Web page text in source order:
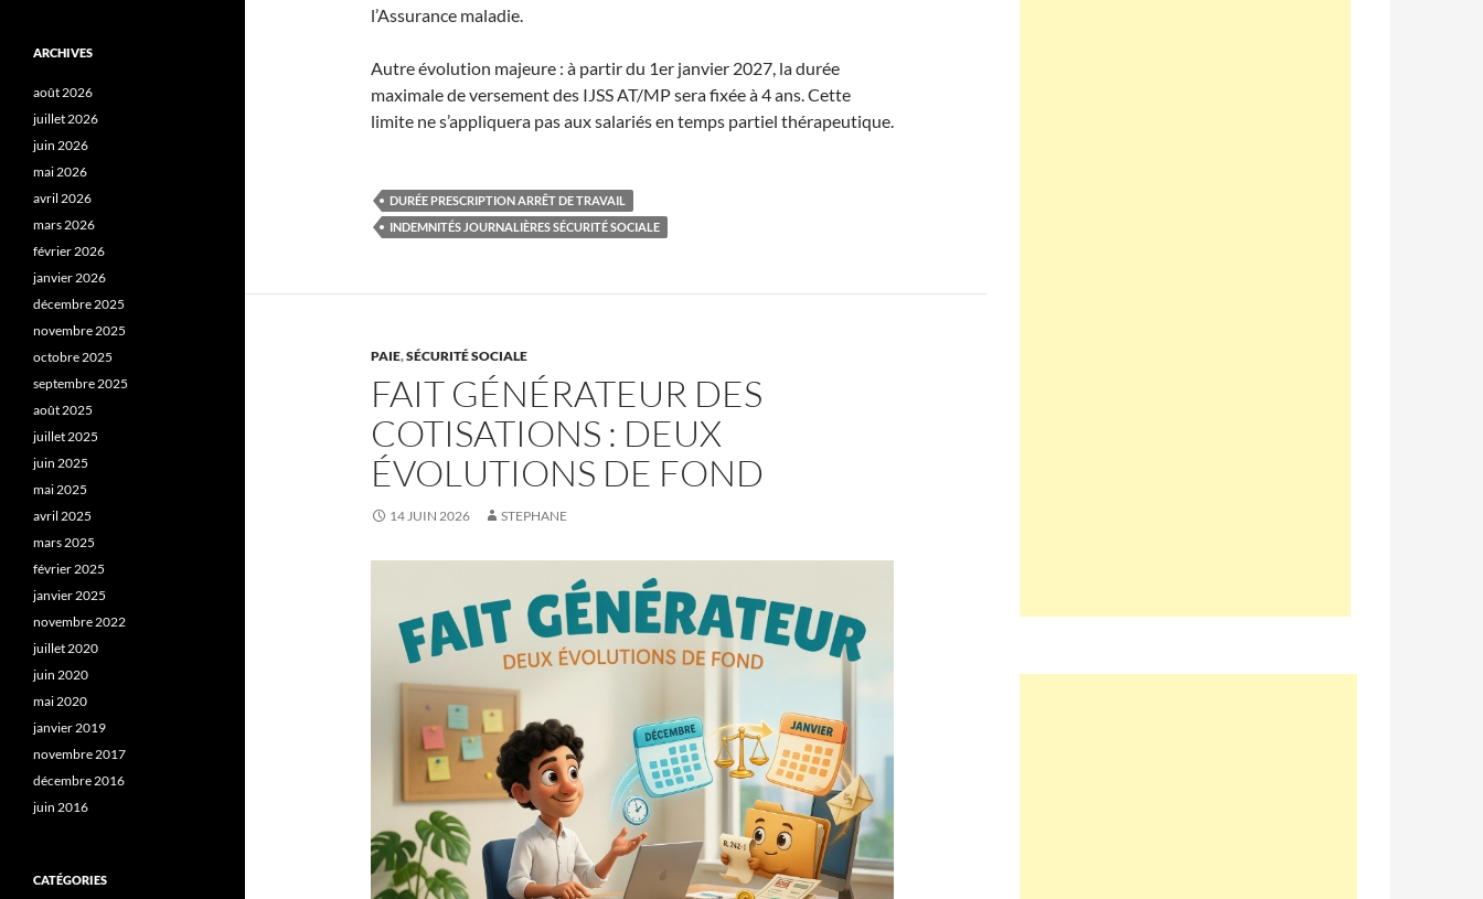
l’Assurance maladie.
Autre évolution majeure : à partir du 1er janvier 2027, la durée
maximale de versement des IJSS AT/MP sera fixée à 4 ans. Cette
limite ne s’appliquera pas aux salariés en temps partiel thérapeutique.
DURÉE PRESCRIPTION ARRÊT DE TRAVAIL
INDEMNITÉS JOURNALIÈRES SÉCURITÉ SOCIALE
PAIE,SÉCURITÉ SOCIALE
FAIT GÉNÉRATEUR DES
COTISATIONS : DEUX
ÉVOLUTIONS DE FOND
14 JUIN 2026 STEPHANE
ARCHIVES
août 2026
juillet 2026
juin 2026
mai 2026
avril 2026
mars 2026
février 2026
janvier 2026
décembre 2025
novembre 2025
octobre 2025
septembre 2025
août 2025
juillet 2025
juin 2025
mai 2025
avril 2025
mars 2025
février 2025
janvier 2025
novembre 2022
juillet 2020
juin 2020
mai 2020
janvier 2019
novembre 2017
décembre 2016
juin 2016
CATÉGORIES